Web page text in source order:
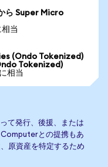
ら Super Micro
当
(Ondo Tokenized)
Tokenized)
相当
て発行、後援、または
との提携もあ
原資産を特定するため